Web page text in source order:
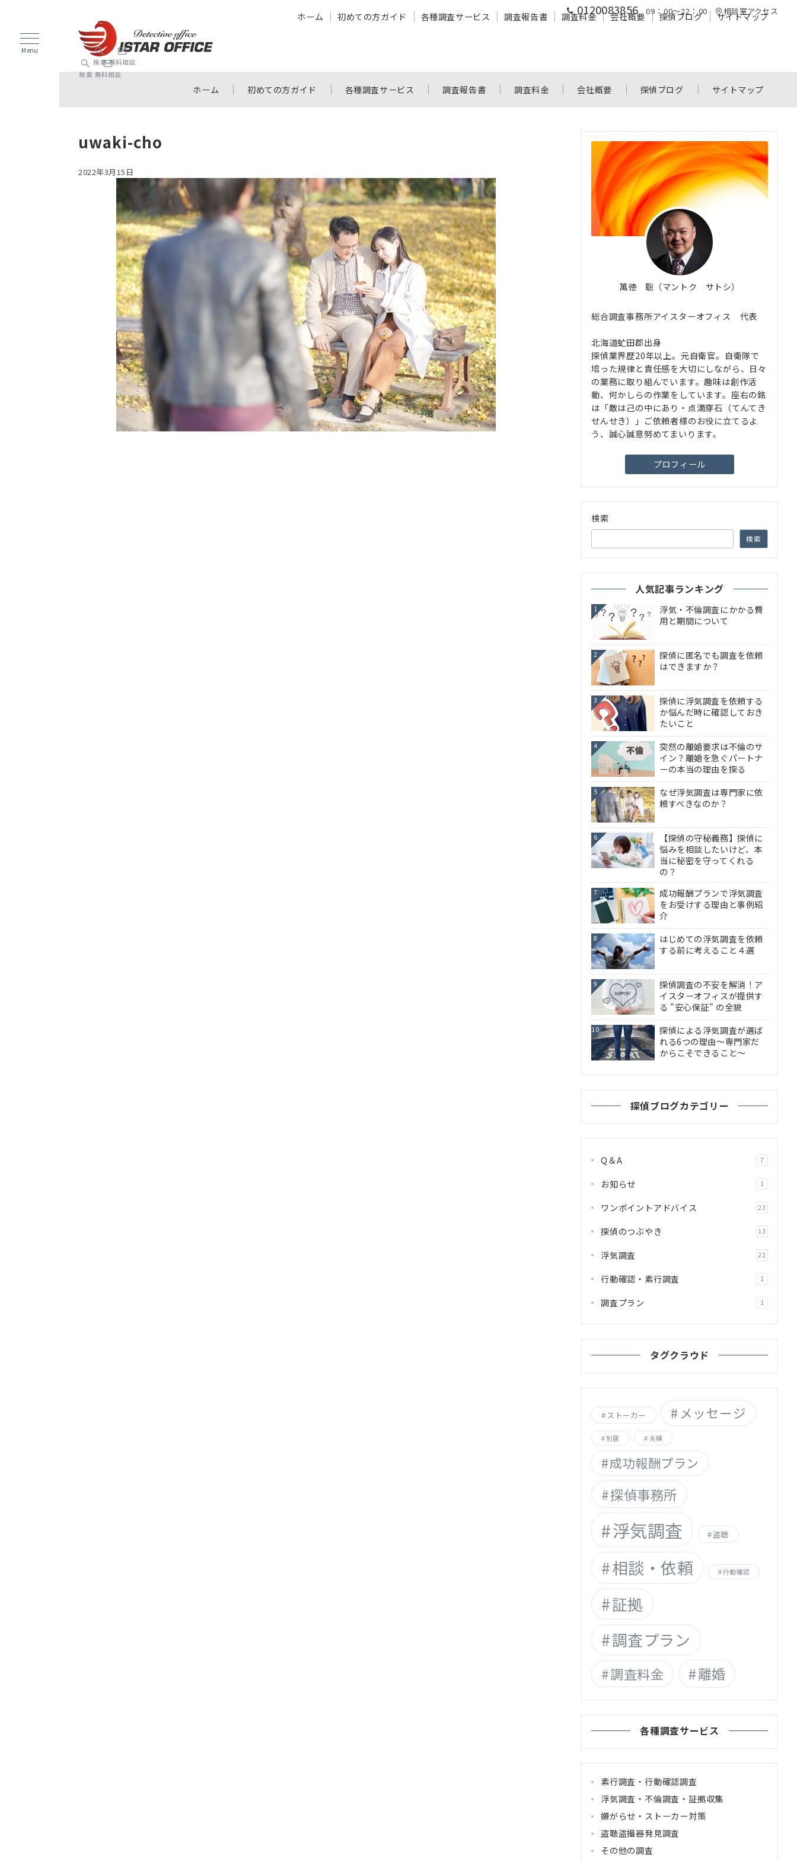
0120083856 09：00～22：00 相談室アクセス
検索 無料相談
ホーム 初めての方ガイド 各種調査サービス 調査報告書 調査料金 会社概要 探偵ブログ サイトマップ
ホーム 初めての方ガイド 各種調査サービス 調査報告書 調査料金 会社概要 探偵ブログ サイトマップ
検索 無料相談
uwaki-cho
2022年3月15日
萬徳 聡（マントク サトシ）
総合調査事務所アイスターオフィス 代表
北海道虻田郡出身
探偵業界歴20年以上。元自衛官。自衛隊で
培った規律と責任感を大切にしながら、日々
の業務に取り組んでいます。趣味は創作活
動、何かしらの作業をしています。座右の銘
は「敵は己の中にあり・点滴穿石（てんてき
せんせき）」ご依頼者様のお役に立てるよ
う、誠心誠意努めてまいります。
プロフィール
検索
検索
人気記事ランキング
1
浮気・不倫調査にかかる費
用と期間について
2
探偵に匿名でも調査を依頼
はできますか？
3
探偵に浮気調査を依頼する
か悩んだ時に確認しておき
たいこと
4
突然の離婚要求は不倫のサ
イン？離婚を急ぐパートナ
ーの本当の理由を探る
5
なぜ浮気調査は専門家に依
頼すべきなのか？
6
【探偵の守秘義務】探偵に
悩みを相談したいけど、本
当に秘密を守ってくれる
の？
7
成功報酬プランで浮気調査
をお受けする理由と事例紹
介
8
はじめての浮気調査を依頼
する前に考えること４選
9
探偵調査の不安を解消！ア
イスターオフィスが提供す
る "安心保証" の全貌
10
探偵による浮気調査が選ば
れる6つの理由～専門家だ
からこそできること～
探偵ブログカテゴリー
Q＆A 7
お知らせ 1
ワンポイントアドバイス 23
探偵のつぶやき 13
浮気調査 22
行動確認・素行調査 1
調査プラン 1
タグクラウド
ストーカー メッセージ
別居 夫婦
成功報酬プラン
探偵事務所
浮気調査 盗聴
相談・依頼 行動確認
証拠
調査プラン
調査料金 離婚
各種調査サービス
素行調査・行動確認調査
浮気調査・不倫調査・証拠収集
嫌がらせ・ストーカー対策
盗聴盗撮器発見調査
その他の調査
Menu